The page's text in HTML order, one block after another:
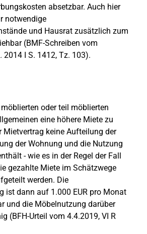
absetzbar. Auch hier
notwendige
und Hausrat zusätzlich zum
(BMF-Schreiben vom
2014 I S. 1412, Tz. 103).
oder teil möblierten
eine höhere Miete zu
Mietvertrag keine Aufteilung der
der Wohnung und die Nutzung
- wie es in der Regel der Fall
gezahlte Miete im Schätzwege
werden. Die
ist dann auf 1.000 EUR pro Monat
und die Möbelnutzung darüber
(BFH-Urteil vom 4.4.2019, VI R